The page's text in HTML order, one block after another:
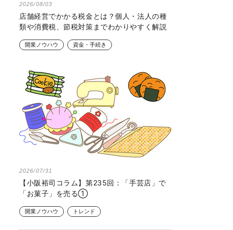
2026/08/03
店舗経営でかかる税金とは？個人・法人の種
類や消費税、節税対策までわかりやすく解説
開業ノウハウ 資金・手続き
2026/07/31
【小阪裕司コラム】第235回：「手芸店」で
「お菓子」を売る①
開業ノウハウ トレンド